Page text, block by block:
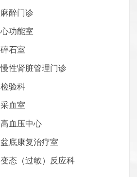
麻醉门诊
心功能室
碎石室
慢性肾脏管理门诊
检验科
采血室
高血压中心
盆底康复治疗室
变态（过敏）反应科